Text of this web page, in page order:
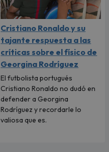
Cristiano Ronaldo y su
tajante respuesta a las
críticas sobre el físico de
Georgina Rodríguez
El futbolista portugués
Cristiano Ronaldo no dudó en
defender a Georgina
Rodríguez y recordarle lo
valiosa que es.